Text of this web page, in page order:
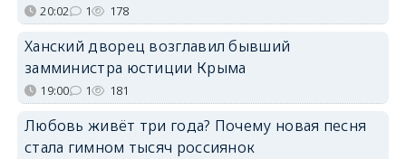
20:02 1 178
Ханский дворец возглавил бывший
замминистра юстиции Крыма
19:00 1 181
Любовь живёт три года? Почему новая песня
стала гимном тысяч россиянок